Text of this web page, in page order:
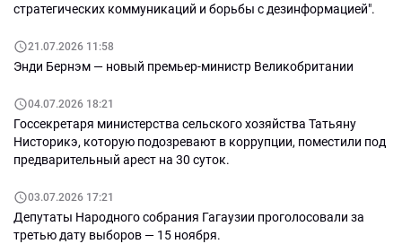
стратегических коммуникаций и борьбы с дезинформацией".
21.07.2026 11:58
Энди Бернэм — новый премьер-министр Великобритании
04.07.2026 18:21
Госсекретаря министерства сельского хозяйства Татьяну
Нисторикэ, которую подозревают в коррупции, поместили под
предварительный арест на 30 суток.
03.07.2026 17:21
Депутаты Народного собрания Гагаузии проголосовали за
третью дату выборов — 15 ноября.